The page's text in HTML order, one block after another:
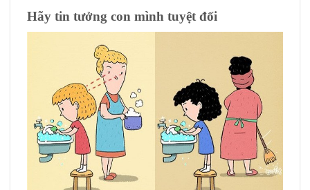
Hãy tin tưởng con mình tuyệt đối